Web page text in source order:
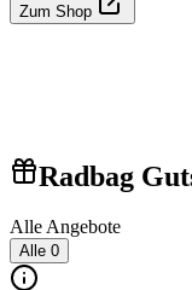
Zum Shop
Radbag
Alle Angebote
Alle 0